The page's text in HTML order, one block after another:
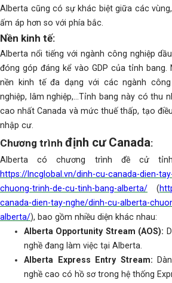
Alberta cũng có sự khác biệt giữa các
ấm áp hơn so với phía bắc.
Nền kinh tế:
Alberta nổi tiếng với ngành công nghiệp
đóng góp đáng kể vào GDP của tỉnh
nền kinh tế đa dạng với các ngành
nghiệp, lâm nghiệp,…Tỉnh bang này có thu
cao nhất Canada và mức thuế thấp, tạo
nhập cư.
Chương trình định cư Canada:
Alberta có chương trình đề cử
https://lncglobal.vn/dinh-cu-canada-dien-
chuong-trinh-de-cu-tinh-bang-alberta/ (
canada-dien-tay-nghe/dinh-cu-alberta-
alberta/), bao gồm nhiều diện khác nhau:
Alberta Opportunity Stream (AOS):
nghề đang làm việc tại Alberta.
Alberta Express Entry Stream:
nghề cao có hồ sơ trong hệ thống